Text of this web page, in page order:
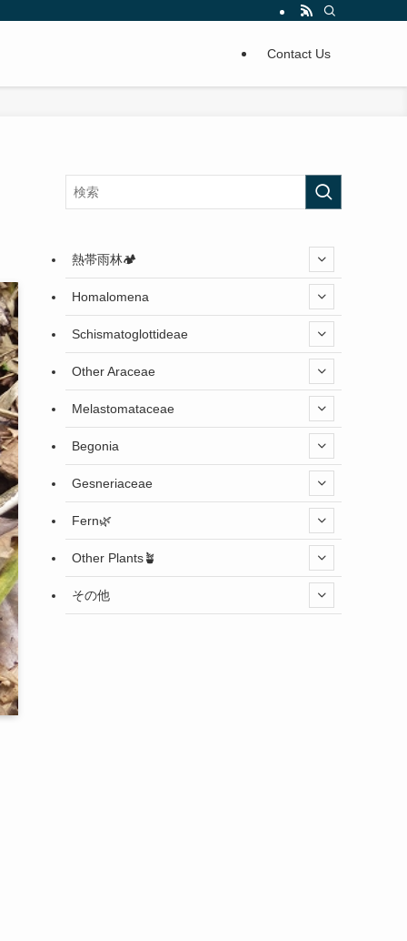
Contact Us
熱帯雨林🏕️
Homalomena
Schismatoglottideae
Other Araceae
Melastomataceae
Begonia
Gesneriaceae
Fern🌿
Other Plants🪴
その他